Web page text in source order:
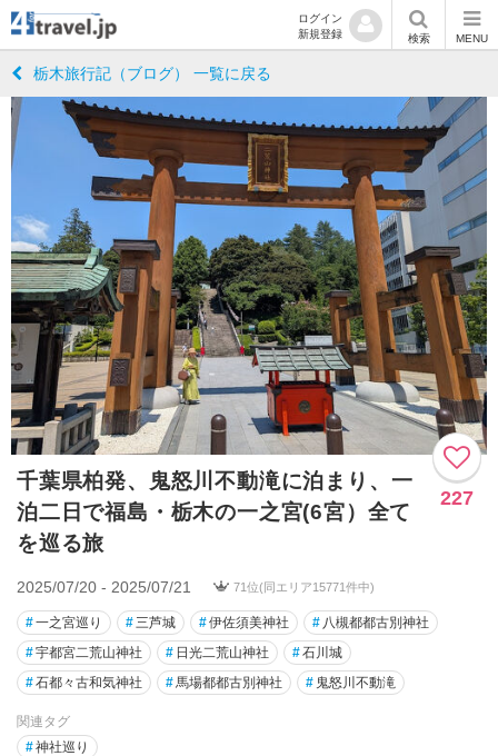
ログイン
新規登録
検索 MENU
栃木旅行記（ブログ） 一覧に戻る
千葉県柏発、鬼怒川不動滝に泊まり、一
泊二日で福島・栃木の一之宮(6宮）全て
を巡る旅
227
2025/07/20 - 2025/07/21 71位(同エリア15771件中)
#一之宮巡り #三芦城 #伊佐須美神社 # 八槻都都古別神社
#宇都宮二荒山神社 # 日光二荒山神社 #石川城
#石都々古和気神社 #馬場都都古別神社 # 鬼怒川不動滝
関連タグ
#神社巡り